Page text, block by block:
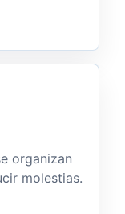
organizan
molestias.